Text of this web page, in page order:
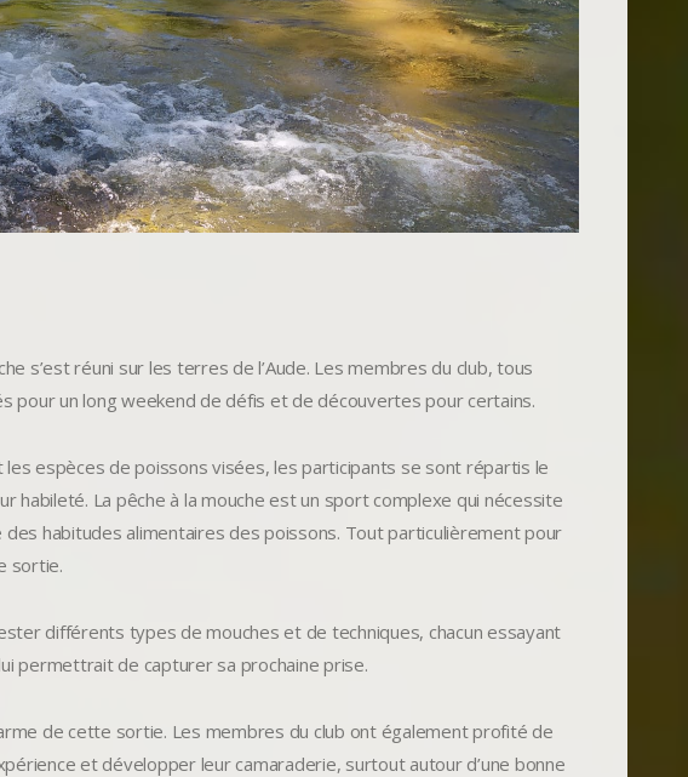
s’est réuni sur les terres de l’Aude. Les membres du club, tous
pour un long weekend de défis et de découvertes pour certains.
espèces de poissons visées, les participants se sont répartis le
habileté. La pêche à la mouche est un sport complexe qui nécessite
habitudes alimentaires des poissons. Tout particulièrement pour
sortie.
différents types de mouches et de techniques, chacun essayant
permettrait de capturer sa prochaine prise.
de cette sortie. Les membres du club ont également profité de
et développer leur camaraderie, surtout autour d’une bonne